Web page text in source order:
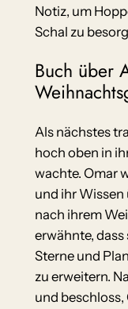
Notiz, um
Schal zu
Buch über
Als nächstes
hoch oben in
wachte. Omar
und ihr Wissen
nach ihrem
erwähnte, dass
Sterne und
zu erweitern.
und